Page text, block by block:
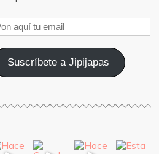
Suscríbete a Jipijapas